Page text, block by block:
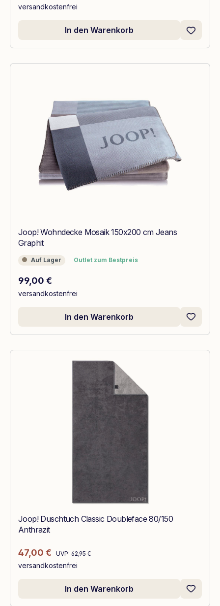
versandkostenfrei
In den Warenkorb
Joop! Wohndecke Mosaik 150x200 cm Jeans
Graphit
Auf Lager
Auf Lager Outlet zum Bestpreis
Outlet zum Bestpreis
Regulärer Preis:
99,00 €
versandkostenfrei
In den Warenkorb
Joop! Duschtuch Classic Doubleface 80/150
Anthrazit
Verkaufspreis:
47,00 € Regulärer Preis:
UVP: 62,95 €
versandkostenfrei
In den Warenkorb